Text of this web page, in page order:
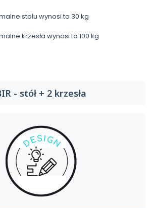
stołu wynosi to 30 kg
krzesła wynosi to 100 kg
- stół + 2 krzesła